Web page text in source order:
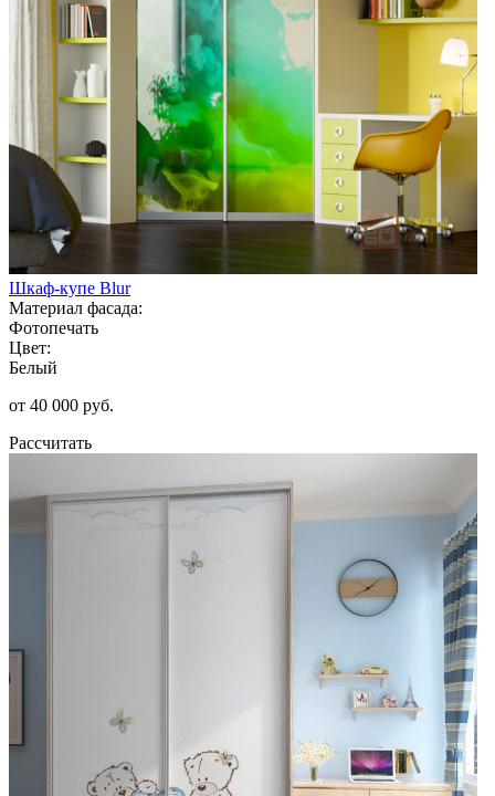
Шкаф-купе Blur
Материал фасада:
Фотопечать
Цвет:
Белый
от 40 000 руб.
Рассчитать